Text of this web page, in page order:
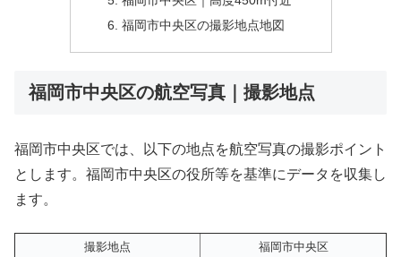
福岡市中央区の撮影地点地図
福岡市中央区の航空写真｜撮影地点
福岡市中央区では、以下の地点を航空写真の撮影ポイント
とします。福岡市中央区の役所等を基準にデータを収集し
ます。
撮影地点
福岡市中央区